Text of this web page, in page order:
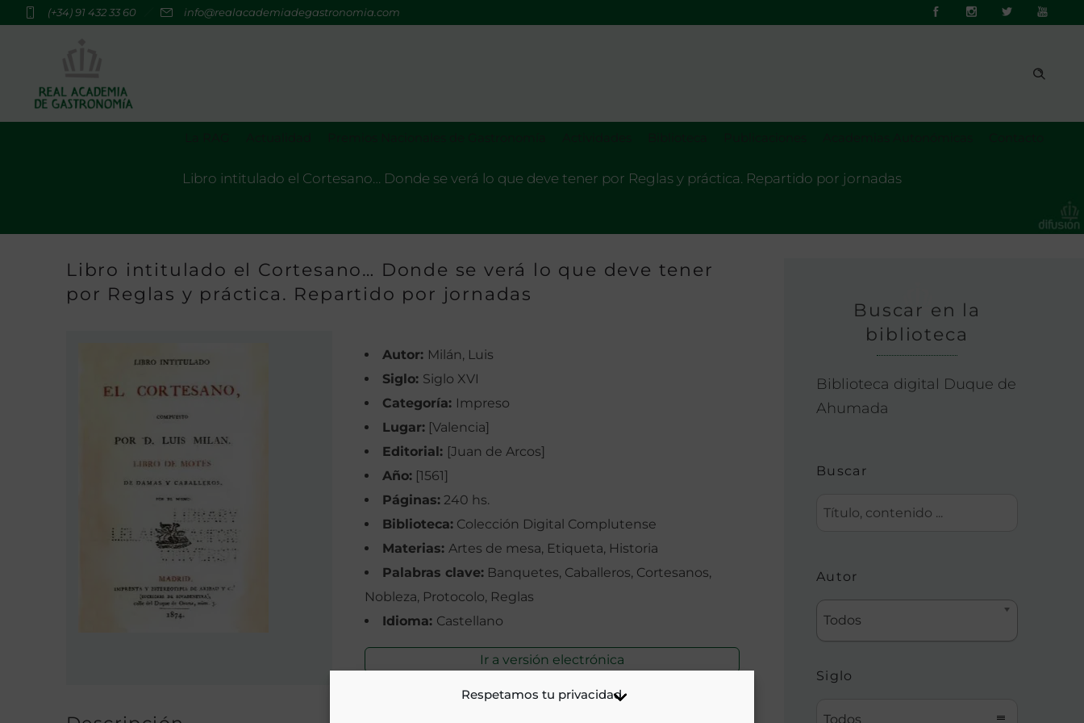
Respetamos tu privacidad
(+34) 91 432 33 60 info@realacademiadegastronomia.com
Libro intitulado el Cortesano… Donde se verá lo que deve tener por Reglas y práctica. Repartido por jornadas
Libro intitulado el Cortesano… Donde se verá lo que deve tener
por Reglas y práctica. Repartido por jornadas
Autor: Milán, Luis
Siglo: Siglo XVI
Categoría: Impreso
Lugar: [Valencia]
Editorial: [Juan de Arcos]
Año: [1561]
Páginas: 240 hs.
Biblioteca: Colección Digital Complutense
Materias: Artes de mesa, Etiqueta, Historia
Palabras clave: Banquetes, Caballeros, Cortesanos,
Nobleza, Protocolo, Reglas
Idioma: Castellano
Ir a versión electrónica
Buscar en la
biblioteca
Biblioteca digital Duque de
Ahumada
Buscar
Autor
Todos
Siglo
Todos